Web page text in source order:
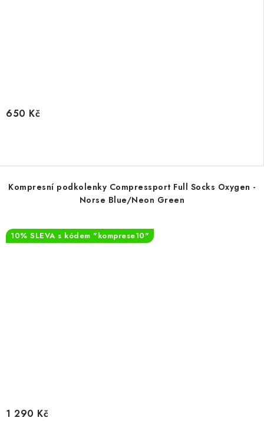
650 Kč
Kompresní podkolenky Compressport Full Socks Oxygen -
Norse Blue/Neon Green
10% SLEVA s kódem "komprese10"
1 290 Kč